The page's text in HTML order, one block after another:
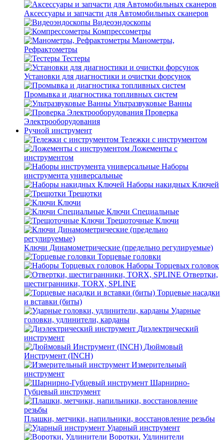
Аксессуары и запчасти для Автомобильных сканеров
Видеоэндоскопы
Компрессометры
Манометры,
Рефрактометры
Тестеры
Установки для диагностики и очистки форсунок
Промывка и диагностика топливных систем
Ультразвуковые Ванны
Проверка
Электрооборудования
Ручной инструмент
Тележки с инструментом
Ложементы с
инструментом
Наборы
инструмента универсальные
Наборы накидных Ключей
Трещотки
Ключи
Ключи Специальные
Трещоточные Ключи
Ключи Динамометрические (предельно регулируемые)
Торцевые головки
Наборы Торцевых головок
Отвертки,
шестигранники, TORX, SPLINE
Торцевые насадки
и вставки (биты)
Ударные
головки, удлинители, карданы
Диэлектрический
инструмент
Дюймовый
Инструмент (INCH)
Измерительный
инструмент
Шарнирно-
Губцевый инструмент
Плашки, метчики, напильники, восстановление резьбы
Ударный инструмент
Воротки, Удлинители